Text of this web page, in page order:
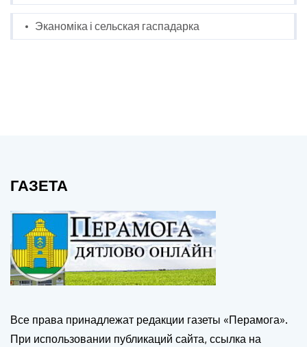
Эканоміка і сельская гаспадарка
ГАЗЕТА
Все права принадлежат редакции газеты «Перамога».
При использовании публикаций сайта, ссылка на